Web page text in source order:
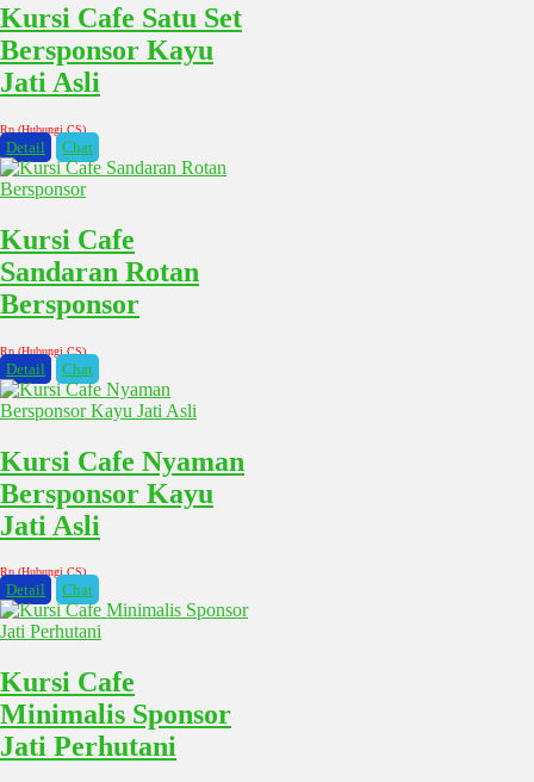
Kursi Cafe Satu Set
Bersponsor Kayu
Jati Asli
Rp (Hubungi CS)
Detail Chat
Kursi Cafe
Sandaran Rotan
Bersponsor
Rp (Hubungi CS)
Detail Chat
Kursi Cafe Nyaman
Bersponsor Kayu
Jati Asli
Rp (Hubungi CS)
Detail Chat
Kursi Cafe
Minimalis Sponsor
Jati Perhutani